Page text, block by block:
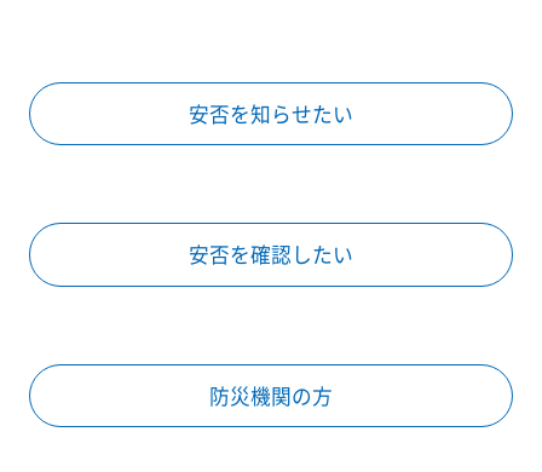
安否を知らせたい
安否を確認したい
防災機関の方